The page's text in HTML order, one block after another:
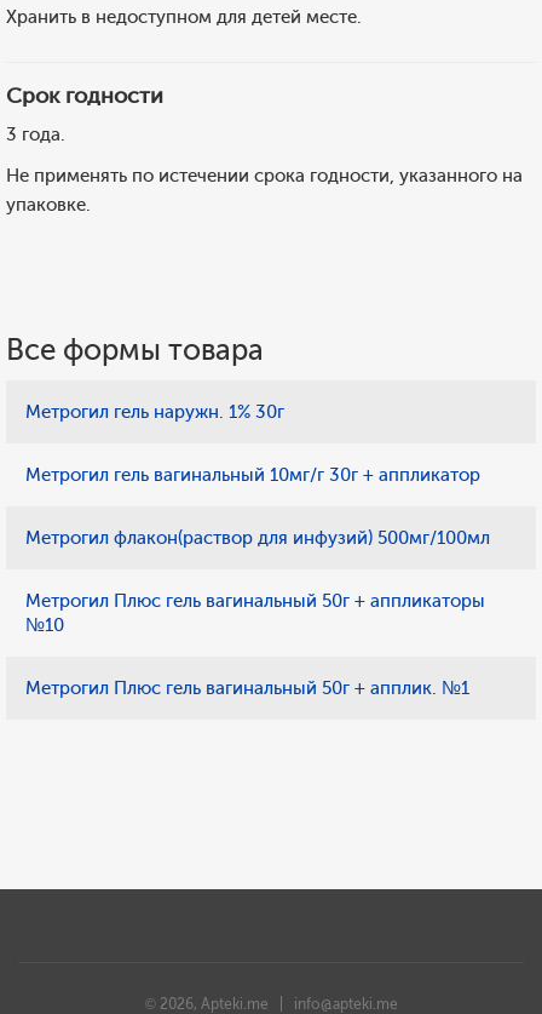
Хранить в недоступном для детей месте.
Срок годности
3 года.
Не применять по истечении срока годности, указанного на
упаковке.
Все формы товара
Метрогил гель наружн. 1% 30г
Метрогил гель вагинальный 10мг/г 30г + аппликатор
Метрогил флакон(раствор для инфузий) 500мг/100мл
Метрогил Плюс гель вагинальный 50г + аппликаторы
№10
Метрогил Плюс гель вагинальный 50г + апплик. №1
© 2026, Apteki.me | info@apteki.me